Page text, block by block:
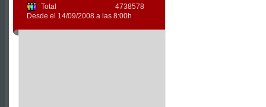
Total
4738578
Desde el 14/09/2008 a las 8:00h